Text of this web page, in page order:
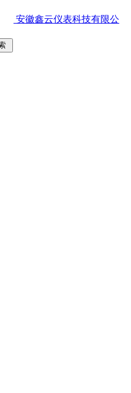
安徽鑫云仪表科技有限公